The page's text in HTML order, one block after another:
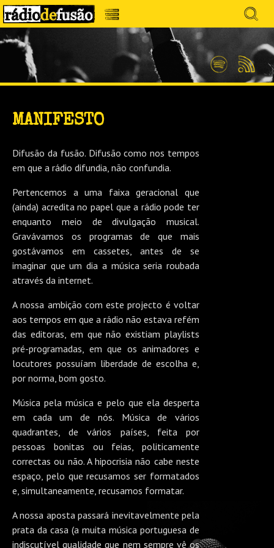
Avançar
para
conteúdo
Menu
Search
for:
RÁDIO DEFUSÃO
MÚSICA SEM PRECONCEITOS. CONVERSA
SEM PRETENSÕES.
Spotify Feed
RSS
MANIFESTO
Difusão da fusão. Difusão como nos tempos
em que a rádio difundia, não confundia.
Pertencemos a uma faixa geracional que
(ainda) acredita no papel que a rádio pode ter
enquanto meio de divulgação musical.
Gravávamos os programas de que mais
gostávamos em cassetes, antes de se
imaginar que um dia a música seria roubada
através da internet.
A nossa ambição com este projecto é voltar
aos tempos em que a rádio não estava refém
das editoras, em que não existiam playlists
pré-programadas, em que os animadores e
locutores possuíam liberdade de escolha e,
por norma, bom gosto.
Música pela música e pelo que ela desperta
em cada um de nós. Música de vários
quadrantes, de vários países, feita por
pessoas bonitas ou feias, politicamente
correctas ou não. A hipocrisia não cabe neste
espaço, pelo que recusamos ser formatados
e, simultaneamente, recusamos formatar.
A nossa aposta passará inevitavelmente pela
prata da casa (a muita música portuguesa de
indiscutível qualidade que nem sempre vê os